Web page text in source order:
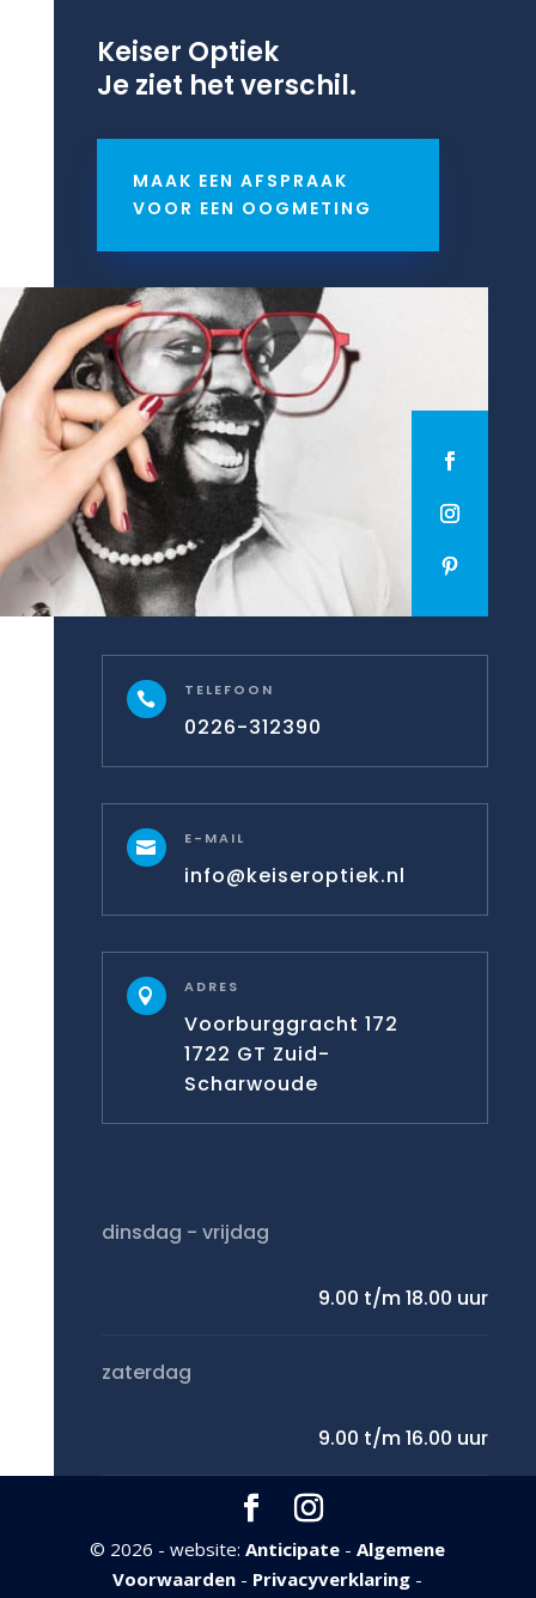
Keiser Optiek
Je ziet het verschil.
MAAK EEN AFSPRAAK
VOOR EEN OOGMETING
 TELEFOON
0226-312390
 E-MAIL
info@keiseroptiek.nl
 ADRES
Voorburggracht 172
1722 GT Zuid-
Scharwoude
dinsdag - vrijdag
9.00 t/m 18.00 uur
zaterdag
9.00 t/m 16.00 uur
© 2026 - website:Anticipate -Algemene
Voorwaarden - Privacyverklaring -